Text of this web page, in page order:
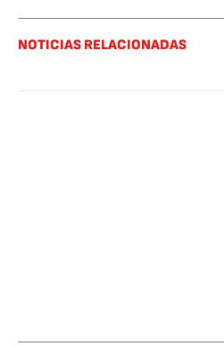
NOTICIAS RELACIONADAS